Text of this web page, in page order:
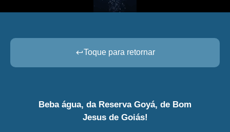
Toque para retornar
Beba água, da Reserva Goyá, de Bom
Jesus de Goiás!